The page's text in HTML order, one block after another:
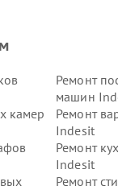
Ремонт
машин
камер
Ремонт
Indesit
Ремонт
Indesit
Ремонт